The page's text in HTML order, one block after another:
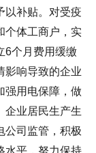
以补贴。对受疫
个体工商户，实
6个月费用缓缴
影响导致的企业
强用电保障，做
企业居民生产生
公司监管，积极
水平，努力保持